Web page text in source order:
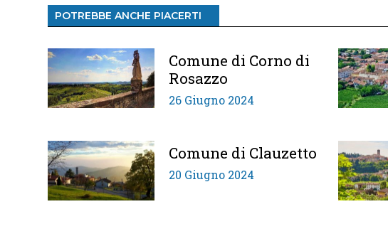
POTREBBE ANCHE PIACERTI
Comune di Corno di
Rosazzo
26 Giugno 2024
Comune di Clauzetto
20 Giugno 2024